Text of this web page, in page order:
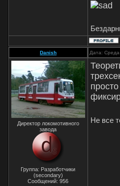
Danish Дата:
Директор локомотивного
завода
Группа: Разработчики
(secondary)
Сообщений:956
Не все